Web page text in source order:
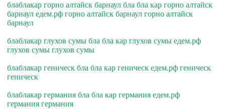
блаблакар горно алтайск барнаул бла бла кар горно алтайск
барнаул едем.рф горно алтайск барнаул горно алтайск
барнаул
блаблакар глухов сумы бла бла кар глухов сумы едем.рф
глухов сумы глухов сумы
блаблакар геническ бла бла кар геническ едем.рф геническ
геническ
блаблакар германия бла бла кар германия едем.рф
германия германия